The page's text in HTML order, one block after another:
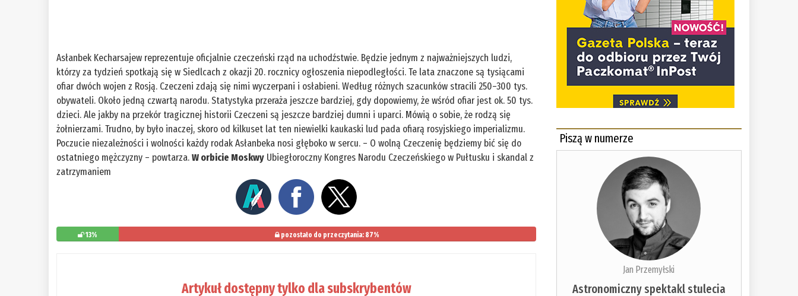
Asłanbek Kecharsajew reprezentuje oficjalnie czeczeński rząd na uchodźstwie. Będzie jednym z najważniejszych ludzi,
którzy za tydzień spotkają się w Siedlcach z okazji 20. rocznicy ogłoszenia niepodległości. Te lata znaczone są tysiącami
ofiar dwóch wojen z Rosją. Czeczeni zdają się nimi wyczerpani i osłabieni. Według różnych szacunków stracili 250–300 tys.
obywateli. Około jedną czwartą narodu. Statystyka przeraża jeszcze bardziej, gdy dopowiemy, że wśród ofiar jest ok. 50 tys.
dzieci. Ale jakby na przekór tragicznej historii Czeczeni są jeszcze bardziej dumni i uparci. Mówią o sobie, że rodzą się
żołnierzami. Trudno, by było inaczej, skoro od kilkuset lat ten niewielki kaukaski lud pada ofiarą rosyjskiego imperializmu.
Poczucie niezależności i wolności każdy rodak Asłanbeka nosi głęboko w sercu. – O wolną Czeczenię będziemy bić się do
ostatniego mężczyzny – powtarza.W orbicie Moskwy Ubiegłoroczny Kongres Narodu Czeczeńskiego w Pułtusku i skandal z
zatrzymaniem
13% pozostało do przeczytania: 87%
Artykuł dostępny tylko dla subskrybentów
Piszą w numerze
Jan Przemyłski
Astronomiczny spektakl stulecia